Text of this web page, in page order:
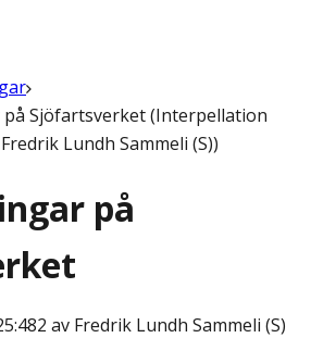
Sjöfartsverket (Interpellation
Lundh Sammeli (S))
på
av Fredrik Lundh Sammeli (S)